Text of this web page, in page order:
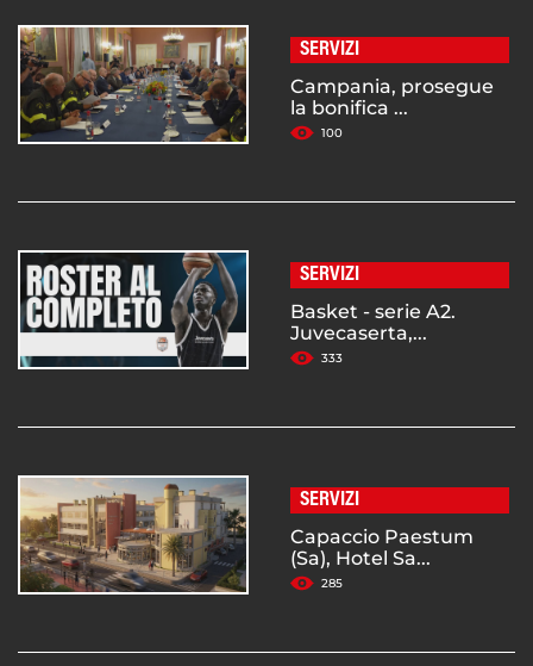
SERVIZI
Campania, prosegue
la bonifica ...
100
SERVIZI
Basket - serie A2.
Juvecaserta,...
333
SERVIZI
Capaccio Paestum
(Sa), Hotel Sa...
285